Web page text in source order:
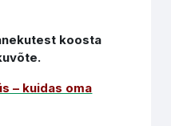
koosta
– kuidas oma